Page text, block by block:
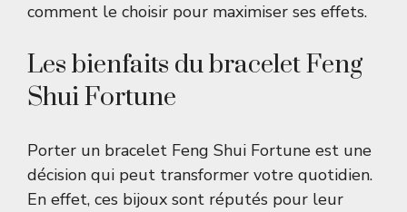
comment le choisir pour maximiser ses effets.
Les bienfaits du bracelet Feng
Shui Fortune
Porter un bracelet Feng Shui Fortune est une
décision qui peut transformer votre quotidien.
En effet, ces bijoux sont réputés pour leur